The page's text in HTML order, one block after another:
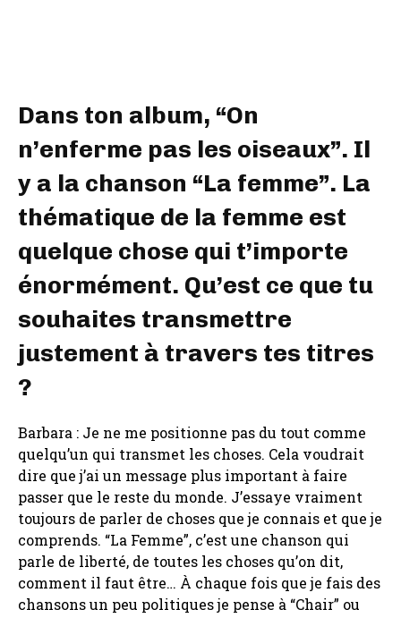
Dans ton album, “On
n’enferme pas les oiseaux”. Il
y a la chanson “La femme”. La
thématique de la femme est
quelque chose qui t’importe
énormément. Qu’est ce que tu
souhaites transmettre
justement à travers tes titres
?
Barbara : Je ne me positionne pas du tout comme
quelqu’un qui transmet les choses. Cela voudrait
dire que j’ai un message plus important à faire
passer que le reste du monde. J’essaye vraiment
toujours de parler de choses que je connais et que je
comprends. “La Femme”, c’est une chanson qui
parle de liberté, de toutes les choses qu’on dit,
comment il faut être… À chaque fois que je fais des
chansons un peu politiques je pense à “Chair” ou